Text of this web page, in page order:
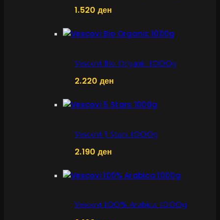
1.520 ден
Vescovi Bio Organic 1000g
2.220 ден
Vescovi 5 Stars 1000g
2.190 ден
Vescovi 100% Arabica 1000g